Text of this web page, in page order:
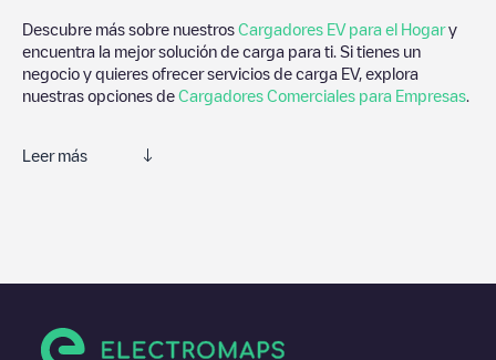
Descubre más sobre nuestros Cargadores EV para el Hogary
encuentra la mejor solución de carga para ti. Si tienes un
negocio y quieres ofrecer servicios de carga EV, explora
nuestras opciones de Cargadores Comerciales para Empresas
Leer más
su vehículo eléctrico.